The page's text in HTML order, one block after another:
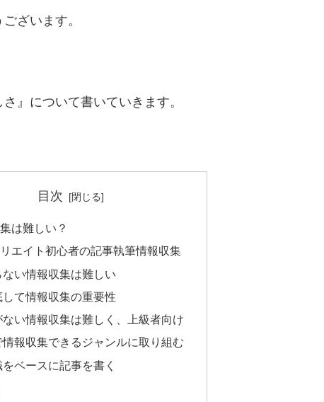
ざいます。
』について書いていきます。
目次
は難しい？
エイト初心者の記事執筆情報収集
ない情報収集は難しい
して情報収集の重要性
ない情報収集は難しく、上級者向け
情報収集できるジャンルに取り組む
ベースに記事を書く